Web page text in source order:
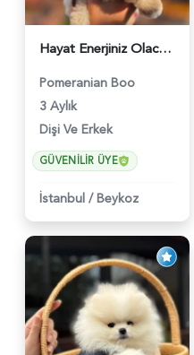
Hayat Enerjiniz Olacak Pomeranian Boo Bebekler - 6033
Pomeranian Boo
3 Aylık
Dişi Ve Erkek
GÜVENILIR ÜYE
İstanbul / Beykoz